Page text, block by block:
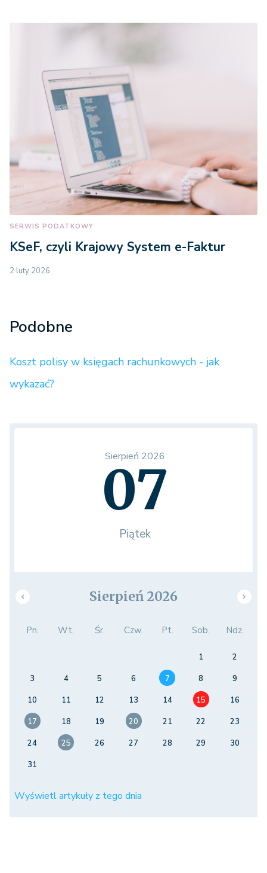
SERWIS PODATKOWY
KSeF, czyli Krajowy System e-Faktur
2 luty 2026
Podobne
Koszt polisy w księgach rachunkowych - jak
wykazać?
Sierpień 2026
07
Piątek
Sierpień 2026
Pn. Wt. Śr. Czw. Pt. Sob. Ndz.
1
2
3
4 5 6 7 8
9
10
11 12 13 14 15
16
17
18 19 20 21 22
23
24
25 26 27 28 29
30
31
Wyświetl artykuły z tego dnia